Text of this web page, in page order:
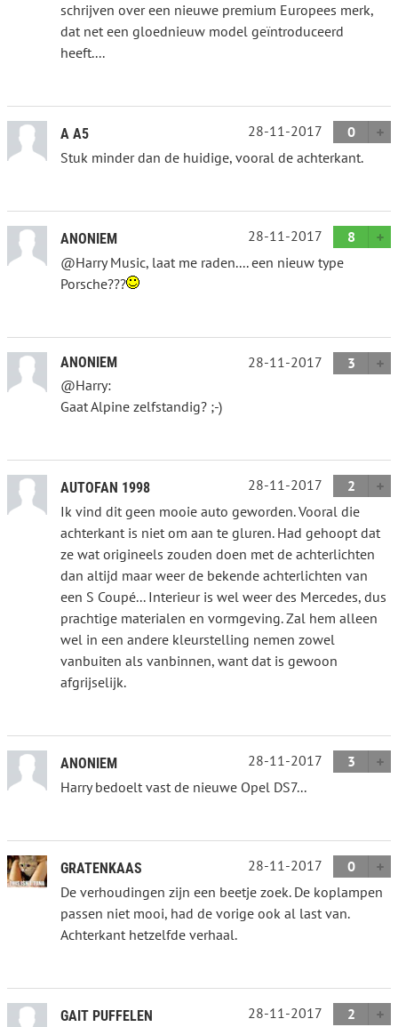
schrijven over een nieuwe premium Europees merk,
dat net een gloednieuw model geïntroduceerd
heeft....
A A5 28-11-2017
0
Stuk minder dan de huidige, vooral de achterkant.
ANONIEM 28-11-2017
8
@Harry Music, laat me raden.... een nieuw type
Porsche???
ANONIEM 28-11-2017
3
@Harry:
Gaat Alpine zelfstandig? ;-)
AUTOFAN 1998 28-11-2017
2
Ik vind dit geen mooie auto geworden. Vooral die
achterkant is niet om aan te gluren. Had gehoopt dat
ze wat origineels zouden doen met de achterlichten
dan altijd maar weer de bekende achterlichten van
een S Coupé... Interieur is wel weer des Mercedes, dus
prachtige materialen en vormgeving. Zal hem alleen
wel in een andere kleurstelling nemen zowel
vanbuiten als vanbinnen, want dat is gewoon
afgrijselijk.
ANONIEM 28-11-2017
3
Harry bedoelt vast de nieuwe Opel DS7...
GRATENKAAS 28-11-2017
0
De verhoudingen zijn een beetje zoek. De koplampen
passen niet mooi, had de vorige ook al last van.
Achterkant hetzelfde verhaal.
GAIT PUFFELEN 28-11-2017 2